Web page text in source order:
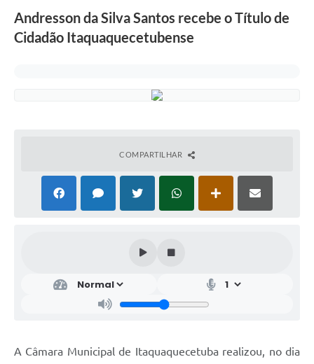
Andresson da Silva Santos recebe o Título de
Cidadão Itaquaquecetubense
COMPARTILHAR
A Câmara Municipal de Itaquaquecetuba realizou, no dia